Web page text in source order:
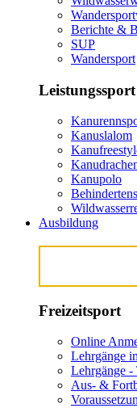
Berichte &
SUP
Wandersport
Leistungssport
Kanuslalom
Kanupolo
Ausbildung
Freizeitsport
Online
Lehrgänge
Lehrgänge -
Aus- &